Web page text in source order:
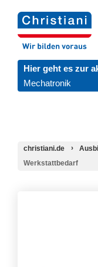
Hier geht es zur
Mechatronik
christiani.de
Werkstattbedarf